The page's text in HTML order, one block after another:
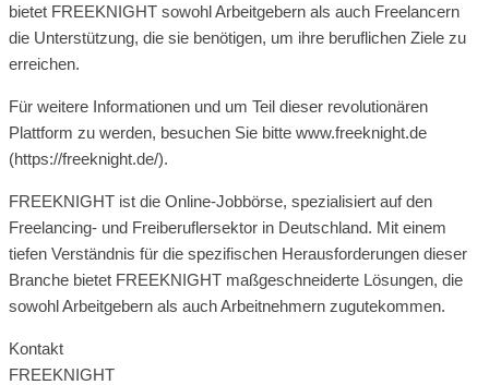
bietet FREEKNIGHT sowohl Arbeitgebern als auch Freelancern
die Unterstützung, die sie benötigen, um ihre beruflichen Ziele zu
erreichen.
Für weitere Informationen und um Teil dieser revolutionären
Plattform zu werden, besuchen Sie bitte www.freeknight.de
(https://freeknight.de/).
FREEKNIGHT ist die Online-Jobbörse, spezialisiert auf den
Freelancing- und Freiberuflersektor in Deutschland. Mit einem
tiefen Verständnis für die spezifischen Herausforderungen dieser
Branche bietet FREEKNIGHT maßgeschneiderte Lösungen, die
sowohl Arbeitgebern als auch Arbeitnehmern zugutekommen.
Kontakt
FREEKNIGHT